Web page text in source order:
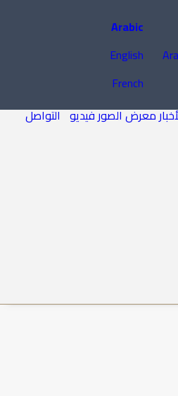
Arabic
English
French
معرض الصورفيديو التواصل